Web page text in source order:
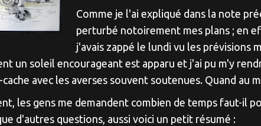
Comme je l'ai expliqué dans la note
perturbé notoirement mes plans ; en
j'avais zappé le lundi vu les prévisions
un soleil encourageant est apparu et j'ai pu m'y
cache avec les averses souvent soutenues. Quand au
les gens me demandent combien de temps faut-il
d'autres questions, aussi voici un petit résumé :